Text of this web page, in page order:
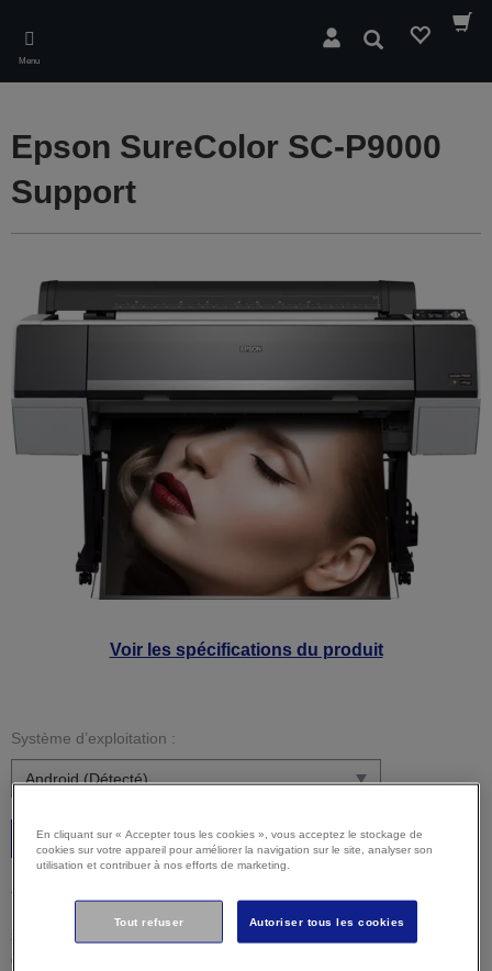
main
content
Menu
Rechercher
Voir les spécifications du produit
Epson SureColor SC-P9000
Support
Système d’exploitation :
C’est parti
sélectionniez manuellement votre système d'exploitation ci-
dessus pour vous assurer que vous visualisez un contenu
En cliquant sur « Accepter tous les cookies », vous acceptez le stockage de
cookies sur votre appareil pour améliorer la navigation sur le site, analyser son
utilisation et contribuer à nos efforts de marketing.
Tout refuser Autoriser tous les cookies